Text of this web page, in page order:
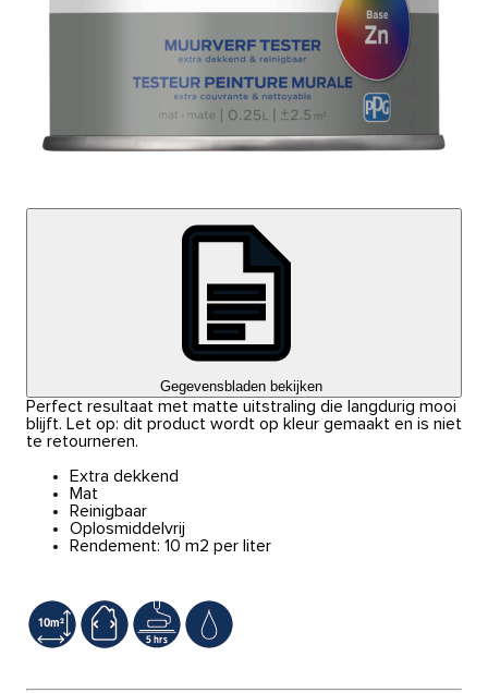
Gegevensbladen bekijken
Perfect resultaat met matte uitstraling die langdurig mooi
blijft. Let op: dit product wordt op kleur gemaakt en is niet
te retourneren.
Extra dekkend
Mat
Reinigbaar
Oplosmiddelvrij
Rendement: 10 m2 per liter